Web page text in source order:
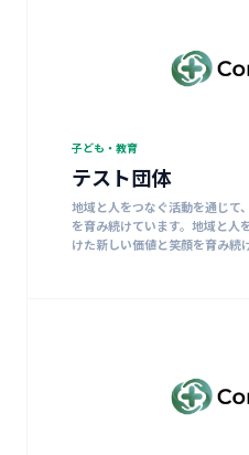
子ども・教育
テスト団体
地域と人をつなぐ活動を通じて
を育み続けています。地域と人
けた新しい価値と笑顔を育み続